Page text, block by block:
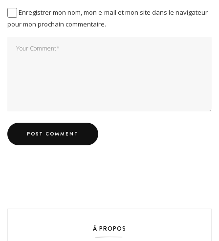
Enregistrer mon nom, mon e-mail et mon site dans le navigateur
pour mon prochain commentaire.
À PROPOS